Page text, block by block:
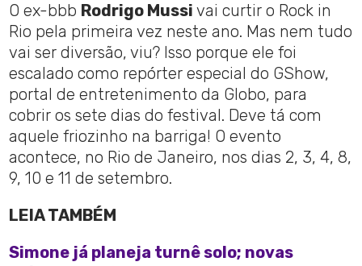
O ex-bbb Rodrigo Mussi vai curtir o Rock in
Rio pela primeira vez neste ano. Mas nem tudo
vai ser diversão, viu? Isso porque ele foi
escalado como repórter especial do GShow,
portal de entretenimento da Globo, para
cobrir os sete dias do festival. Deve tá com
aquele friozinho na barriga! O evento
acontece, no Rio de Janeiro, nos dias 2, 3, 4, 8,
9, 10 e 11 de setembro.
LEIA TAMBÉM
Simone já planeja turnê solo; novas